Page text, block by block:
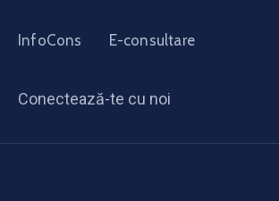
InfoCons E-consultare
Conectează-te cu noi